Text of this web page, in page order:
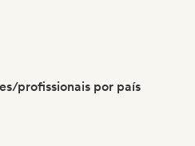
profissionais por país